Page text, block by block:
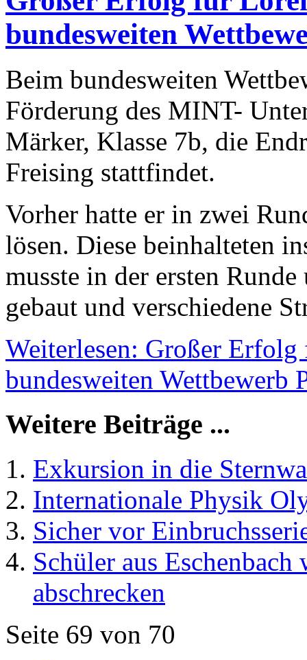
bundesweiten
Beim bundesweiten
Förderung des MINT-
Märker, Klasse 7b, die
Freising stattfindet.
Vorher hatte er in zwei
lösen. Diese beinhalteten
musste in der ersten
gebaut und verschiedene
Weiterlesen: Großer
bundesweiten Wettbewerb
Weitere Beiträge ...
Exkursion in die
Internationale Physik
Sicher vor
Schüler aus
abschrecken
Seite 69 von 70